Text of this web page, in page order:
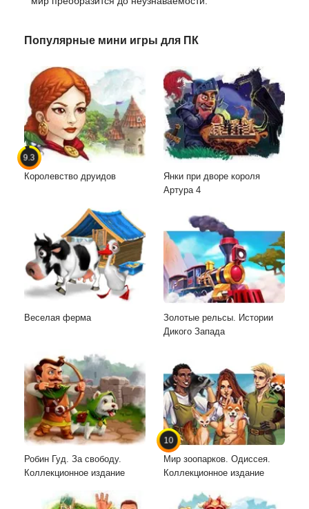
Популярные мини игры для ПК
9.3
Королевство друидов
Янки при дворе короля
Артура 4
Веселая ферма
Золотые рельсы. Истории
Дикого Запада
Робин Гуд. За свободу.
Коллекционное издание
10
Мир зоопарков. Одиссея.
Коллекционное издание